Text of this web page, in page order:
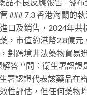
### 7.3 香港海關的
口及銷售，2024年共
，市值約港幣2.8億元
對跨境非法藥物貿易
答 **問：衛生署認證
署認證代表該藥品在
性評估，但任何藥物